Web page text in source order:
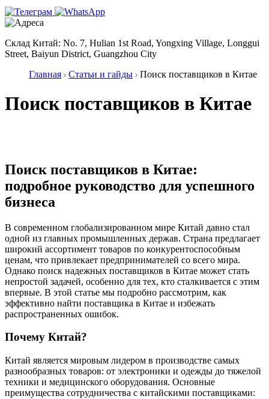
Склад Китай: No. 7, Hulian 1st Road, Yongxing Village, Longgui
Street, Baiyun District, Guangzhou City
Главная
Статьи и гайды Поиск поставщиков в Китае
Поиск поставщиков в Китае
Поиск поставщиков в Китае:
подробное руководство для успешного
бизнеса
В современном глобализированном мире Китай давно стал
одной из главных промышленных держав. Страна предлагает
широкий ассортимент товаров по конкурентоспособным
ценам, что привлекает предпринимателей со всего мира.
Однако поиск надежных поставщиков в Китае может стать
непростой задачей, особенно для тех, кто сталкивается с этим
впервые. В этой статье мы подробно рассмотрим, как
эффективно найти поставщика в Китае и избежать
распространенных ошибок.
Почему Китай?
Китай является мировым лидером в производстве самых
разнообразных товаров: от электроники и одежды до тяжелой
техники и медицинского оборудования. Основные
преимущества сотрудничества с китайскими поставщиками: